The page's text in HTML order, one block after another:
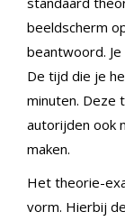
beeldscherm
beantwoord.
De tijd die je
minuten. Deze
autorijden ook
maken.
Het theorie-
vorm. Hierbij